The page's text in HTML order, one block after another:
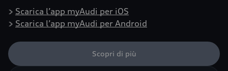
> Scarica l’app myAudi per iOS
> Scarica l’app myAudi per Android
Scopri di più